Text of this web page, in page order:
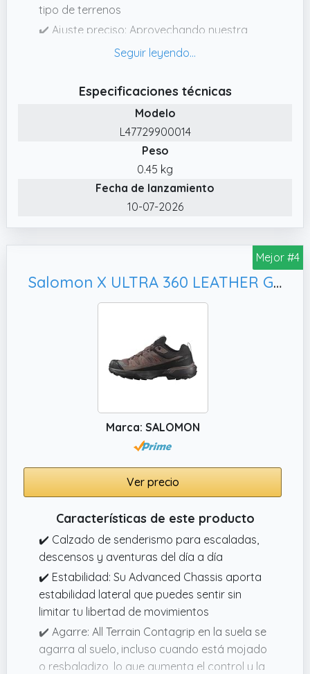
tipo de terrenos
✔️ Ajuste preciso: Aprovechando nuestra
experiencia en trail running, la construcción
cualquier pie
✔️ Agarre en todo tipo de terrenos: La suela
Contagrip combina un enorme agarre y un
compuesto resistente para obtener tracción
duradera en cualquier superficie
Especificaciones técnicas
Modelo
L47729900014
Peso
0.45 kg
Fecha de lanzamiento
10-07-2026
Mejor #4
Salomon X ULTRA 360 LEATHER Gore-tex Impermeables Zapatillas de senderismo, Mujer
Marca: SALOMON
Ver precio
Características de este producto
✔️ Calzado de senderismo para escaladas,
descensos y aventuras del día a día
✔️ Estabilidad: Su Advanced Chassis aporta
estabilidad lateral que puedes sentir sin
limitar tu libertad de movimientos
✔️ Agarre: All Terrain Contagrip en la suela se
agarra al suelo, incluso cuando está mojado
o resbaladizo, lo que aumenta el control y la